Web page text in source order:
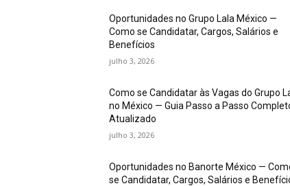
Oportunidades no Grupo Lala México —
Como se Candidatar, Cargos, Salários e
Benefícios
julho 3, 2026
Como se Candidatar às Vagas do Grupo
no México — Guia Passo a Passo
Atualizado
julho 3, 2026
Oportunidades no Banorte México —
se Candidatar, Cargos, Salários e